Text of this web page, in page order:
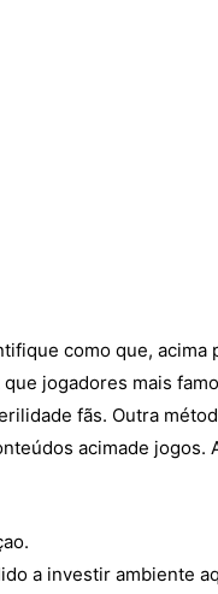
como que, acima
jogadores mais
fãs. Outra
acimade jogos.
a investir ambiente